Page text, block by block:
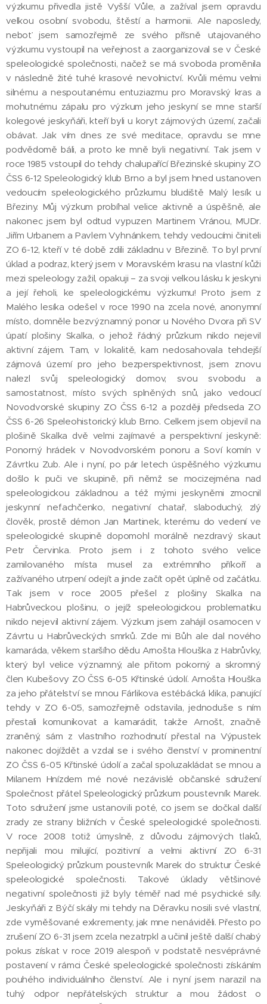
výzkumu přivedla jistě Vyšší Vůle, a zažíval jsem opravdu
velkou osobní svobodu, štěstí a harmonii. Ale naposledy,
neboť jsem samozřejmě ze svého přísně utajovaného
výzkumu vystoupil na veřejnost a zaorganizoval se v České
speleologické společnosti, načež se má svoboda proměnila
v následně žité tuhé krasové nevolnictví. Kvůli mému velmi
silnému a nespoutanému entuziazmu pro Moravský kras a
mohutnému zápalu pro výzkum jeho jeskyní se mne starší
kolegové jeskyňáři, kteří byli u koryt zájmových území, začali
obávat. Jak vím dnes ze své meditace, opravdu se mne
podvědomě báli, a proto ke mně byli negativní. Tak jsem v
roce 1985 vstoupil do tehdy chalupařící Březinské skupiny ZO
ČSS 6-12 Speleologický klub Brno a byl jsem hned ustanoven
vedoucím speleologického průzkumu bludiště Malý lesík u
Březiny. Můj výzkum probíhal velice aktivně a úspěšně, ale
nakonec jsem byl odtud vypuzen Martinem Vránou, MUDr.
Jiřím Urbanem a Pavlem Vyhnánkem, tehdy vedoucími činiteli
ZO 6-12, kteří v té době zdili základnu v Březině. To byl první
úklad a podraz, který jsem v Moravském krasu na vlastní kůži
mezi speleology zažil, opakuji – za svoji velkou lásku k jeskyni
a její řeholi, ke speleologickému výzkumu! Proto jsem z
Malého lesíka odešel v roce 1990 na zcela nové, anonymní
místo, domněle bezvýznamný ponor u Nového Dvora při SV
úpatí plošiny Skalka, o jehož řádný průzkum nikdo nejevil
aktivní zájem. Tam, v lokalitě, kam nedosahovala tehdejší
zájmová území pro jeho bezperspektivnost, jsem znovu
nalezl svůj speleologický domov, svou svobodu a
samostatnost, místo svých splněných snů, jako vedoucí
Novodvorské skupiny ZO ČSS 6-12 a později předseda ZO
ČSS 6-26 Speleohistorický klub Brno. Celkem jsem objevil na
plošině Skalka dvě velmi zajímavé a perspektivní jeskyně:
Ponorný hrádek v Novodvorském ponoru a Soví komín v
Závrtku Zub. Ale i nyní, po pár letech úspěšného výzkumu
došlo k puči ve skupině, při němž se mocizejména nad
speleologickou základnou a též mými jeskyněmi zmocnil
jeskynní nefachčenko, negativní chatař, slaboduchý, zlý
člověk, prostě démon Jan Martinek, kterému do vedení ve
speleologické skupině dopomohl morálně nezdravý skaut
Petr Červinka. Proto jsem i z tohoto svého velice
zamilovaného místa musel za extrémního příkoří a
zažívaného utrpení odejít a jinde začít opět úplně od začátku.
Tak jsem v roce 2005 přešel z plošiny Skalka na
Habrůveckou plošinu, o jejíž speleologickou problematiku
nikdo nejevil aktivní zájem. Výzkum jsem zahájil osamocen v
Závrtu u Habrůveckých smrků. Zde mi Bůh ale dal nového
kamaráda, věkem staršího dědu Arnošta Hlouška z Habrůvky,
který byl velice významný, ale přitom pokorný a skromný
člen Kubešovy ZO ČSS 6-05 Křtinské údolí. Arnošta Hlouška
za jeho přátelství se mnou Fárlikova estébácká klika, panující
tehdy v ZO 6-05, samozřejmě odstavila, jednoduše s ním
přestali komunikovat a kamarádit, takže Arnošt, značně
zraněný, sám z vlastního rozhodnutí přestal na Výpustek
nakonec dojíždět a vzdal se i svého členství v prominentní
ZO ČSS 6-05 Křtinské údolí a začal spoluzakládat se mnou a
Milanem Hnízdem mé nové nezávislé občanské sdružení
Společnost přátel Speleologický průzkum poustevník Marek.
Toto sdružení jsme ustanovili poté, co jsem se dočkal další
zrady ze strany bližních v České speleologické společnosti.
V roce 2008 totiž úmyslně, z důvodu zájmových tlaků,
nepřijali mou milující, pozitivní a velmi aktivní ZO 6-31
Speleologický průzkum poustevník Marek do struktur České
speleologické společnosti. Takové úklady většinové
negativní společnosti již byly téměř nad mé psychické síly.
Jeskyňáři z Býčí skály mi tehdy na Děravku nosili své vlastní,
zde vyměšované exkrementy, jak mne nenáviděli. Přesto po
zrušení ZO 6-31 jsem zcela nezatrpkl a učinil ještě další chabý
pokus získat v roce 2019 alespoň v podstatě nesvéprávné
postavení v rámci České speleologické společnosti získáním
pouhého individuálního členství. Ale i nyní jsem narazil na
tuhý odpor nepřátelských struktur a mou žádost o